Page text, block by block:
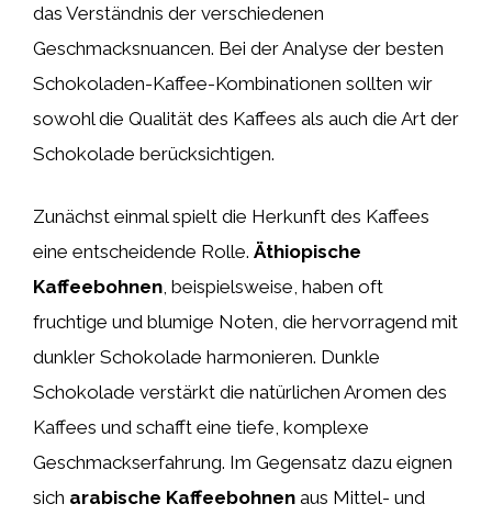
das Verständnis der verschiedenen
Geschmacksnuancen. Bei der Analyse der besten
Schokoladen-Kaffee-Kombinationen sollten wir
sowohl die Qualität des Kaffees als auch die Art der
Schokolade berücksichtigen.
Zunächst einmal spielt die Herkunft des Kaffees
eine entscheidende Rolle. Äthiopische
Kaffeebohnen, beispielsweise, haben oft
fruchtige und blumige Noten, die hervorragend mit
dunkler Schokolade harmonieren. Dunkle
Schokolade verstärkt die natürlichen Aromen des
Kaffees und schafft eine tiefe, komplexe
Geschmackserfahrung. Im Gegensatz dazu eignen
sich arabische Kaffeebohnen aus Mittel- und